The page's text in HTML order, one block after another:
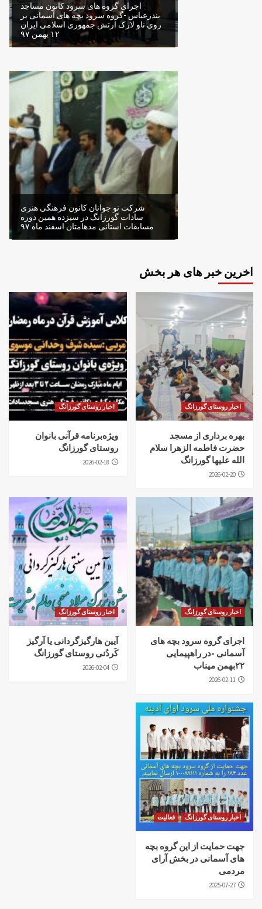
اجرای گروه های سرود کانون مساجد
بندرعباس -گروه سرود بچه های آسمانی بر
روی ناو لارک ارتش جمهوری اسلامی ایران
۱۲ بهمن ۹۷
شرکت نو جوانان کانون فرهنگی هنری
سادات گورزانگ در سیزده همین دوره
مسابقات استانی مدهامتان اسفند ماه ۹۷
اخرین خبر های هر بخش
اخبار روستای گورزانگ
بهره برداری از مسجد
حضرت فاطمه الزهرا سلام
الله علیها گورزانگ
2026-02-20
اخبار روستای گورزانگ
ویژه‌برنامه قرآنی بانوان
روستای گورزانگ
2026-02-18
اخبار روستای گورزانگ
اجرای گروه سرود بچه های
آسمانی -در راهپیمایی
۲۲بهمن میناب
2026-02-11
اخبار روستای گورزانگ
آیین هارگیزگردانی یا آرگیز
کَردُنی روستای گورزانگ
2026-02-04
اخبار روستای گورزانگ فعالیت
جهت حمایت از این گروه بچه
های آسمانی در بخش آرای
مردمی
2025-07-27